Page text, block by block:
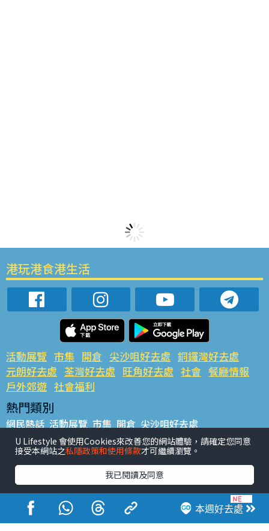
本週好去處
港玩港食港生活
活動展覽 市集 開倉 尖沙咀好去處 銅鑼灣好去處
元朗好去處 荃灣好去處 旺角好去處 社會 餐廳情報
戶外郊遊 社會福利
熱門類別
網民熱話 活動展覽 市集 開倉 尖沙咀好去處
銅鑼灣好去處 元朗好去處 荃灣好去處 旺角好去處 社會
餐廳情報 戶外郊遊
熱門標籤
#UGO搵好去處 #人氣活動推介 #美食社群熱話
#親子玩樂好去處
#ULifestyle應用程式
#限時搶
#UJetso禮物放送
#ULifestyle商戶中心 #著數 #網絡熱話
U Lifestyle 會使用Cookies來改善您的網站體驗，請確定您同意
接受本網站之私隱政策和使用條款才可繼續瀏覽。
我已閱讀及同意